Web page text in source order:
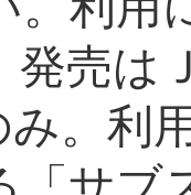
発売は
み。利